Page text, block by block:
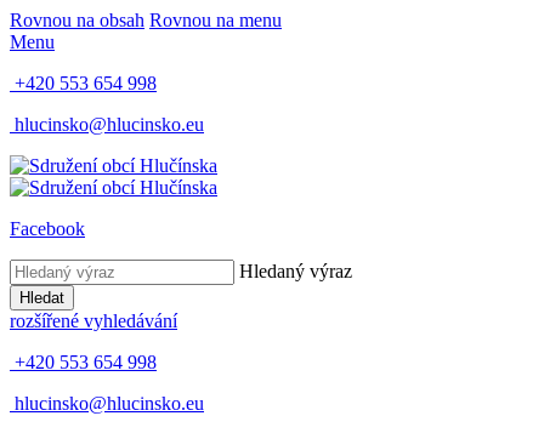
Rovnou na obsah Rovnou na menu
Menu
+420 553 654 998
hlucinsko@hlucinsko.eu
Facebook
Hledaný výraz
Hledat
rozšířené vyhledávání
+420 553 654 998
hlucinsko@hlucinsko.eu